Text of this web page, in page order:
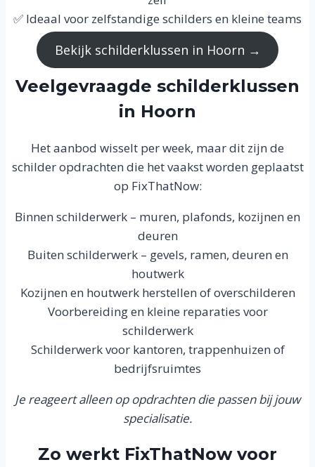
✅ Ideaal voor zelfstandige schilders en kleine teams
Bekijk schilderklussen in Hoorn →
Veelgevraagde schilderklussen
in Hoorn
Het aanbod wisselt per week, maar dit zijn de
schilder opdrachten die het vaakst worden geplaatst
op FixThatNow:
Binnen schilderwerk – muren, plafonds, kozijnen en
deuren
Buiten schilderwerk – gevels, ramen, deuren en
houtwerk
Kozijnen en houtwerk herstellen of overschilderen
Voorbereiding en kleine reparaties voor
schilderwerk
Schilderwerk voor kantoren, trappenhuizen of
bedrijfsruimtes
Je reageert alleen op opdrachten die passen bij jouw
specialisatie.
Zo werkt FixThatNow voor